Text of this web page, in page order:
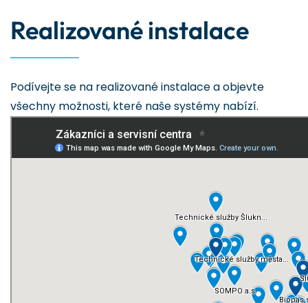
Realizované instalace
Podívejte se na realizované instalace a objevte
všechny možnosti, které naše systémy nabízí.